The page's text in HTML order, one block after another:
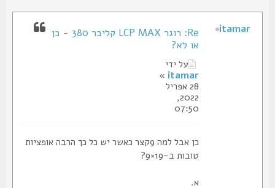
Re: רוגר LCP MAX קליבר 380 - כן
או לא?
על ידי
itamar
»
28 אפריל
2022,
07:50
כן אבל למה 9קצר כאשר יש כל כך הרבה אופציות
טובות ב-19×9?
itamar